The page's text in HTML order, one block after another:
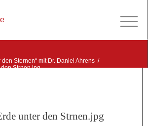
Sternen“ mit Dr. Daniel Ahrens /
den Strnen.jpg
unter den Strnen.jpg